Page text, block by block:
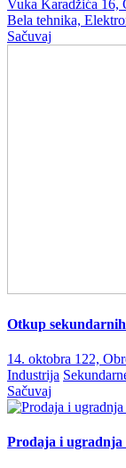
Vuka Karadžića 16,
Bela tehnika,
Sačuvaj
Otkup
14. oktobra 122,
Industrija
Sačuvaj
Prodaja i ugradnja